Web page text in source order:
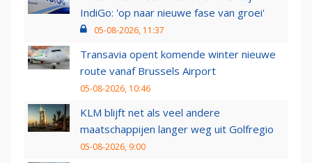
IndiGo: 'op naar nieuwe fase van groei'
05-08-2026, 11:37
Transavia opent komende winter nieuwe
route vanaf Brussels Airport
05-08-2026, 10:46
KLM blijft net als veel andere
maatschappijen langer weg uit Golfregio
05-08-2026, 9:00